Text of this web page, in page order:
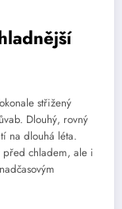
střižený
Dlouhý, rovný
na dlouhá léta.
před chladem, ale i